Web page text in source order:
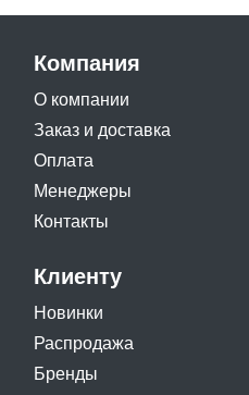
Компания
О компании
Заказ и доставка
Оплата
Менеджеры
Контакты
Клиенту
Новинки
Распродажа
Бренды